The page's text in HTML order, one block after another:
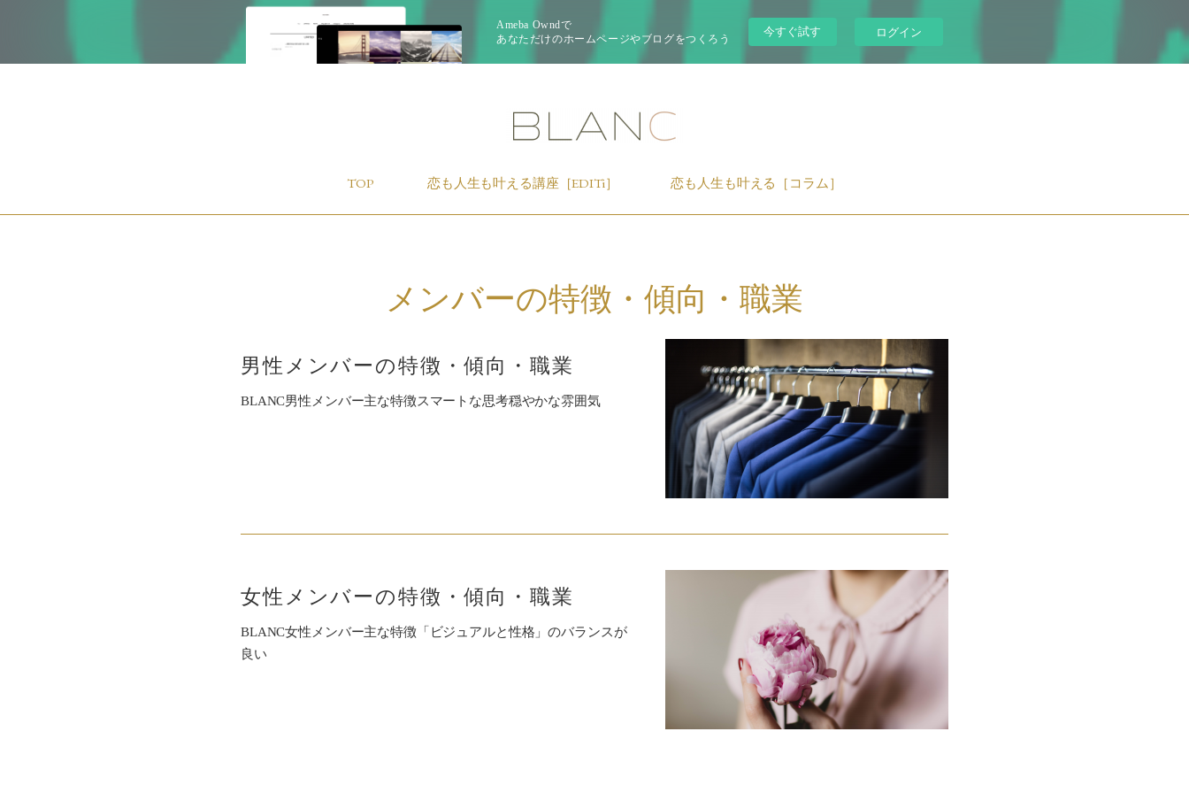
Ameba Owndで
あなただけのホームページやブログをつくろう
今すぐ試す ログイン
TOP 恋も人生も叶える講座［EDITi］ 恋も人生も叶える［コラム］
メンバーの特徴・傾向・職業
男性メンバーの特徴・傾向・職業
BLANC男性メンバー主な特徴スマートな思考穏やかな雰囲気
女性メンバーの特徴・傾向・職業
BLANC女性メンバー主な特徴「ビジュアルと性格」のバランスが
良い